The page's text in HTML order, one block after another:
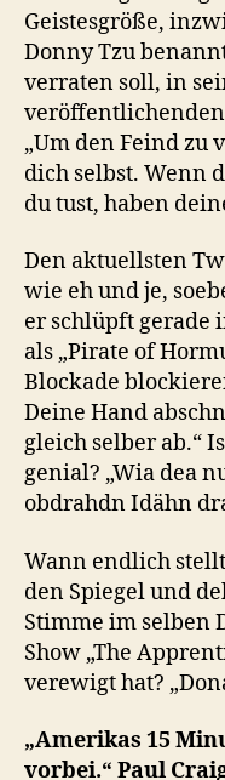
Geistesgröße,
Donny Tzu
verraten soll, in
veröffentlichenden
„Um den Feind
dich selbst. Wenn
du tust, haben
Den aktuellsten
wie eh und je,
er schlüpft gerade
als „Pirate of
Blockade
Deine Hand
gleich selber ab.“
genial? „Wia dea
obdrahdn Idähn
Wann endlich
den Spiegel und
Stimme im selben
Show „The
verewigt hat?
„Amerikas 15
vorbei.“ Paul